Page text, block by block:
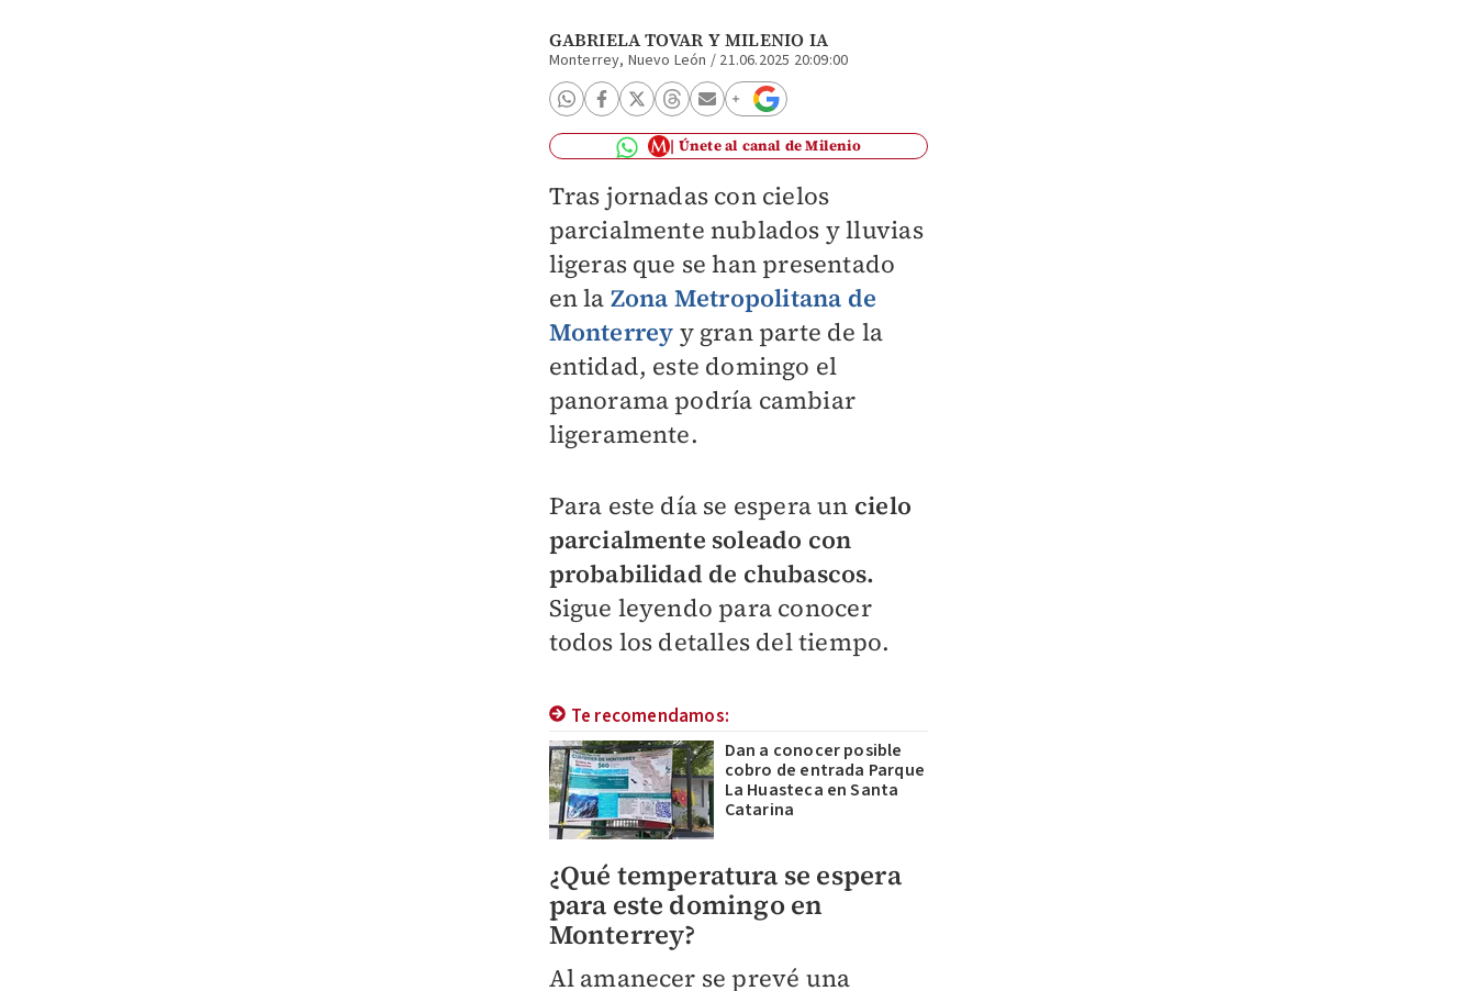
GABRIELA TOVAR Y MILENIO IA
Monterrey, Nuevo León / 21.06.2025 20:09:00
Únete al canal de Milenio
Tras jornadas con cielos
parcialmente nublados y lluvias
ligeras que se han presentado
en la Zona Metropolitana de
Monterrey y gran parte de la
entidad, este domingo el
panorama podría cambiar
ligeramente.
Para este día se espera un cielo
parcialmente soleado con
probabilidad de chubascos.
Sigue leyendo para conocer
todos los detalles del tiempo.
Te recomendamos:
Dan a conocer posible
cobro de entrada Parque
La Huasteca en Santa
Catarina
¿Qué temperatura se espera
para este domingo en
Monterrey?
Al amanecer se prevé una